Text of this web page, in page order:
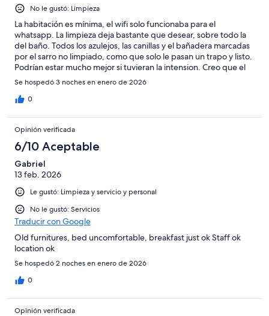
No le gustó: Limpieza
La habitación es mínima, el wifi solo funcionaba para el
whatsapp. La limpieza deja bastante que desear, sobre todo la
del baño. Todos los azulejos, las canillas y el bañadera marcadas
por el sarro no limpiado, como que solo le pasan un trapo y listo.
Podrían estar mucho mejor si tuvieran la intension. Creo que el
problema no es del personal, sino que debe pagar muy poco. Lo
mejor del hotel, el personal que es muy simpático y súper
serviciales.
Se hospedó 3 noches en enero de 2026
0
Opinión verificada
6/10 Aceptable
Gabriel
13 feb. 2026
Le gustó: Limpieza y servicio y personal
No le gustó: Servicios
Traducir con Google
Old furnitures, bed uncomfortable, breakfast just ok Staff ok
location ok
Se hospedó 2 noches en enero de 2026
0
Opinión verificada